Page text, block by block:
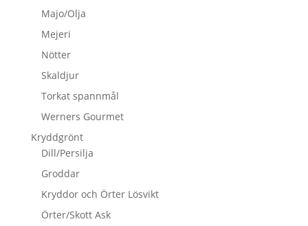
Majo/Olja
Mejeri
Nötter
Skaldjur
Torkat spannmål
Werners Gourmet
Kryddgrönt
Dill/Persilja
Groddar
Kryddor och Örter Lösvikt
Örter/Skott Ask